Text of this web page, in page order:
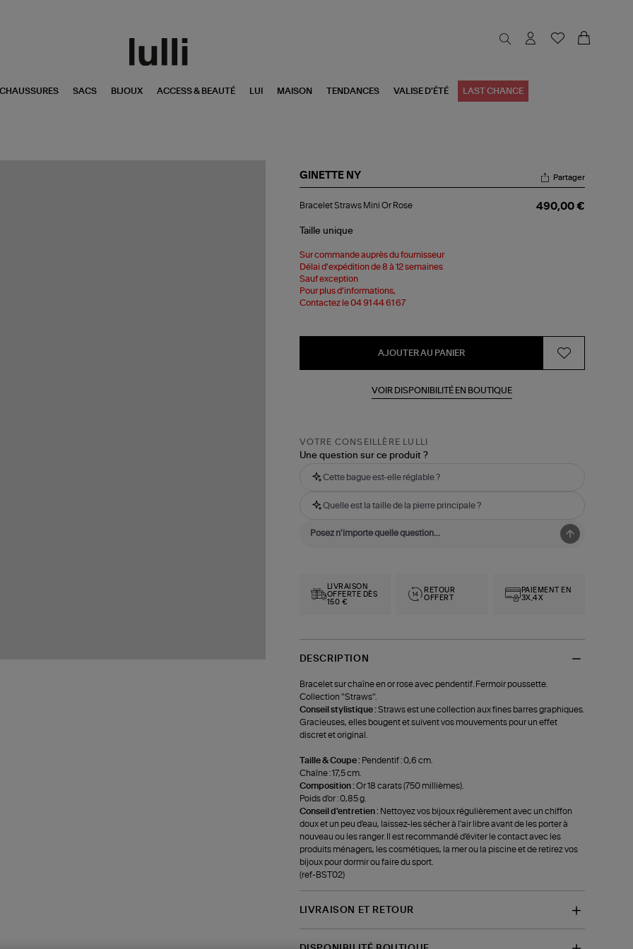
CHAUSSURES SACS BIJOUX ACCESS & BEAUTÉ LUI MAISON TENDANCES VALISE D'ÉTÉ LAST CHANCE
GINETTE NY
Straws
Or
Partager
Bracelet Straws Mini Or Rose 490,00 €
Taille unique
Sur commande auprès du fournisseur
Délai d'expédition de 8 à 12 semaines
Sauf exception
Pour plus d'informations,
Contactez le 04 91 44 61 67
AJOUTER AU PANIER
VOIR DISPONIBILITÉ EN BOUTIQUE
VOTRE CONSEILLÈRE LULLI
Une question sur ce produit ?
Cette bague est-elle réglable ?
Quelle est la taille de la pierre principale ?
LIVRAISON
OFFERTE DÈS
150 €
RETOUR
OFFERT
PAIEMENT EN
3X,4X
DESCRIPTION
Bracelet sur chaîne en or rose avec pendentif. Fermoir poussette.
Collection "Straws".
Conseil stylistique :Straws est une collection aux fines barres graphiques.
Gracieuses, elles bougent et suivent vos mouvements pour un effet
discret et original.
Taille & Coupe : Pendentif : 0,6 cm.
Chaîne : 17,5 cm.
Composition :Or 18 carats (750 millièmes).
Poids d'or : 0,85 g.
Conseil d'entretien : Nettoyez vos bijoux régulièrement avec un chiffon
doux et un peu d'eau, laissez-les sécher à l'air libre avant de les porter à
nouveau ou les ranger. Il est recommandé d'éviter le contact avec les
produits ménagers, les cosmétiques, la mer ou la piscine et de retirez vos
bijoux pour dormir ou faire du sport.
(ref-BST02)
LIVRAISON ET RETOUR